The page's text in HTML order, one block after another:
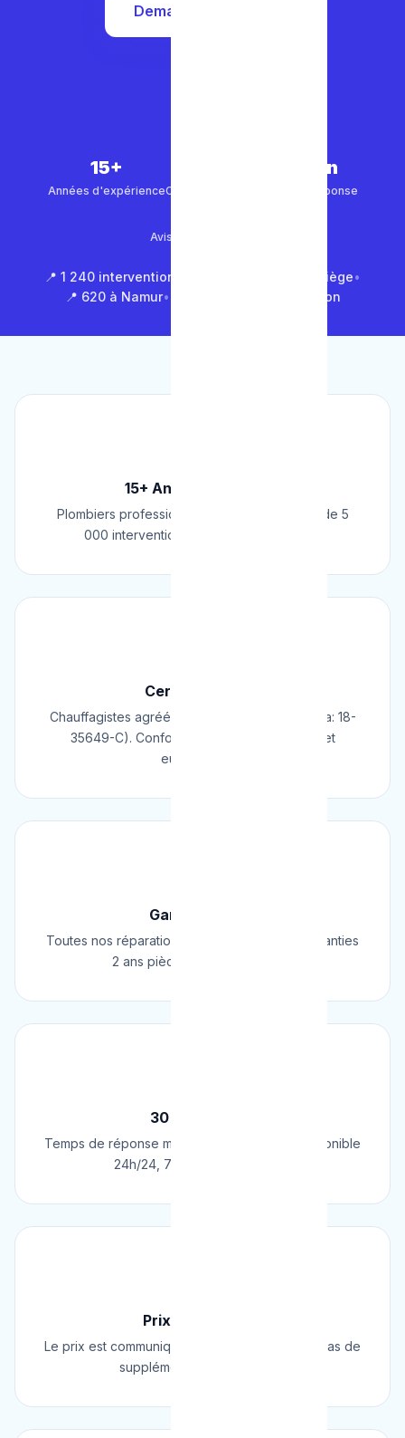
Demander un devis
15+
Années d'expérienceClients satisfaits
30 min
Temps de réponse
Avis Google (500+)
📍 1 240 interventions à Bruxelles 📍 850 à Liège•
📍 620 à Namur• 📍 1 430 en Brabant Wallon
15+ Ans d'Expérience
Plombiers professionnels depuis 2009. Plus de 5
000 interventions réussies en Belgique.
Certifié & Agréé
Chauffagistes agréés Cerga/Cedicol (N° Cerga: 18-
35649-C). Conformes aux normes belges et
européennes.
Garantie 2 Ans
Toutes nos réparations et installations sont garanties
2 ans pièces et main d'œuvre.
30 Min Chrono
Temps de réponse moyen de 30 minutes. Disponible
24h/24, 7j/7, 365 jours par an.
Prix Fixe Garanti
Le prix est communiqué AVANT l'intervention. Pas de
supplément surprise, jamais.